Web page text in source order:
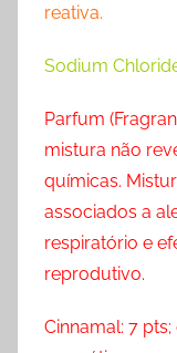
reativa.
Sodium
Parfum
mistura não
químicas.
associados a
respiratório e
reprodutivo.
Cinnamal: 7